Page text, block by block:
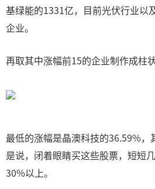
基绿能的1331亿，目前光伏行业以
企业。
再取其中涨幅前15的企业制作成柱状
最低的涨幅是晶澳科技的36.59%
是说，闭着眼睛买这些股票，短短
30%以上。